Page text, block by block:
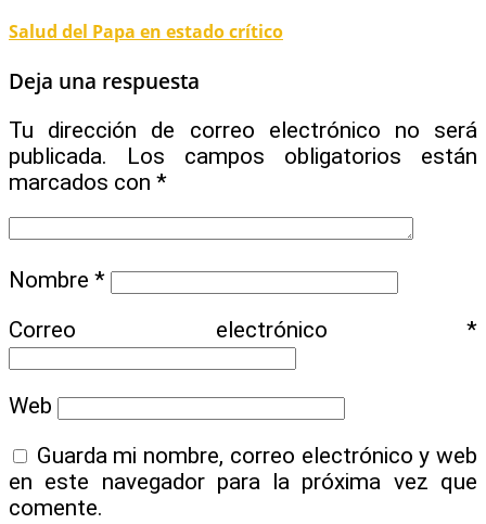
Salud del Papa en estado crítico
Deja una respuesta
Tu dirección de correo electrónico no será
publicada.
Los campos obligatorios están
marcados con *
Nombre *
Correo electrónico *
Web
Guarda mi nombre, correo electrónico y web
en este navegador para la próxima vez que
comente.